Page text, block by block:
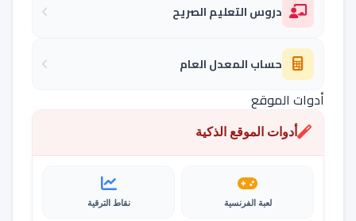
دروس التعليم الصريح
حساب المعدل العام
أدوات الموقع
أدوات الموقع الذكية
لعبة الفرنسية نقاط الترقية